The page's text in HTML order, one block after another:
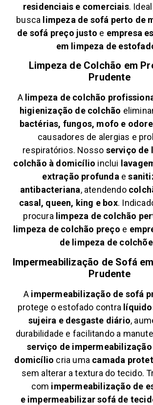
residenciais e comerciais.
busca limpeza de sofá perto de
de sofá preço justo e empresa
em limpeza de
Limpeza de Colchão em
Prudente
A limpeza de colchão
higienização de colchão
bactérias, fungos, mofo e
causadores de alergias e
respiratórios. Nosso serviço de
colchão à domicílio inclui
extração profunda e
antibacteriana, atendendo
casal, queen, king e box.
procura limpeza de colchão
limpeza de colchão preço e
de limpeza de
Impermeabilização de Sofá em
Prudente
A impermeabilização de sofá
protege o estofado contra
sujeira e desgaste diário,
durabilidade e facilitando a
serviço de
domicílio cria uma camada
sem alterar a textura do tecido.
com impermeabilização de
e impermeabilizar sofá de